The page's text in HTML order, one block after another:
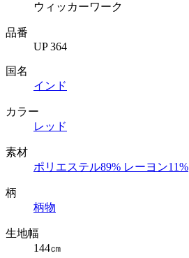
ウィッカーワーク
品番
UP 364
国名
インド
カラー
レッド
素材
ポリエステル89% レーヨン11%
柄
柄物
生地幅
144㎝